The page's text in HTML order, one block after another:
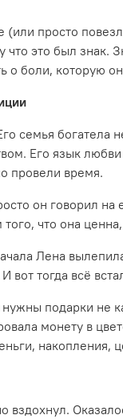
просто
это был знак.
о боли, которую
семья
Его язык
провели время.
он говорил
что она
Лена
вот тогда всё
подарки не
монету в
накопления,